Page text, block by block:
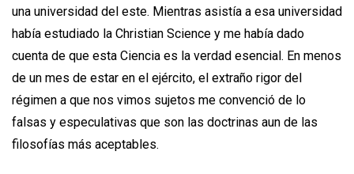
una universidad del este. Mientras asistía a esa universidad
había estudiado la Christian Science y me había dado
cuenta de que esta Ciencia es la verdad esencial. En menos
de un mes de estar en el ejército, el extraño rigor del
régimen a que nos vimos sujetos me convenció de lo
falsas y especulativas que son las doctrinas aun de las
filosofías más aceptables.